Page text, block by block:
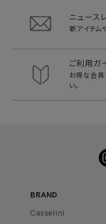
ニュース
新アイテム
ご利用ガ
お得な会員
い。
BRAND
Casselini